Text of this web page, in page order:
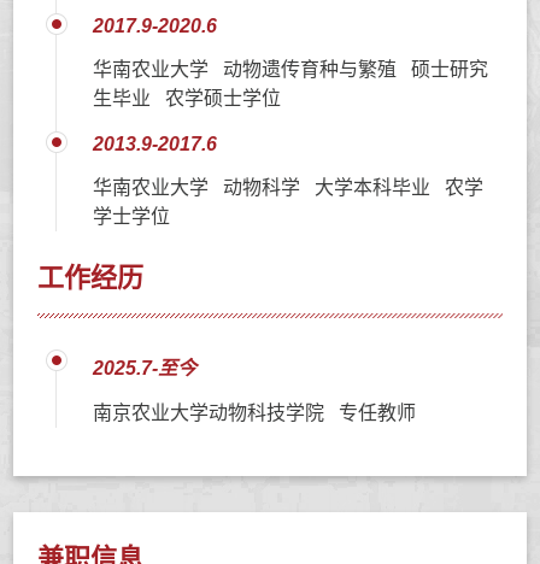
2017.9-2020.6
华南农业大学 动物遗传育种与繁殖 硕士研究
生毕业 农学硕士学位
2013.9-2017.6
华南农业大学 动物科学 大学本科毕业 农学
学士学位
工作经历
2025.7-至今
南京农业大学动物科技学院 专任教师